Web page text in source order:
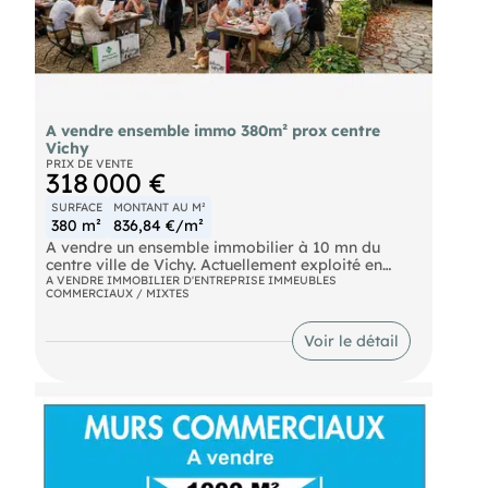
A vendre ensemble immo 380m² prox centre
Vichy
PRIX DE VENTE
318 000 €
SURFACE
380 m²
MONTANT AU M²
836,84 €/m²
A vendre un ensemble immobilier à 10 mn du
centre ville de Vichy. Actuellement exploité en
restaurant. Il est situé au cœur d'un parc de 3000
m². Il est composé d'une partie commerciale de
230m², de réserves, d'un appartement de 130m²
au-dessus, et d'un garage. Ce bâtiment a
l'avantage de pouvoir être fonctionnel en
INDISSOCIABLES : Prix de présentation des murs
*: 318 000 euros. Prix de présentation du fonds *:
131 520 euros. * incluant les honoraires de
commercialisation TTC, à la charge de l'acquéreur.
Ne vous arrêtez pas sur cette annonce, nous avons
A VENDRE IMMOBILIER D'ENTREPRISE IMMEUBLES
COMMERCIAUX / MIXTES
Voir le détail